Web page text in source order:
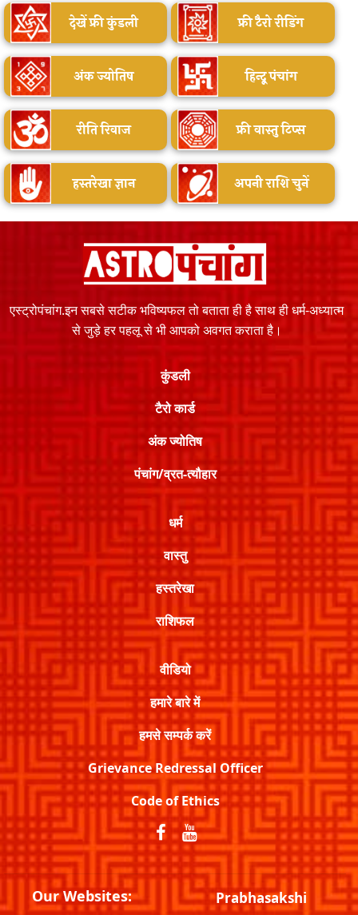
देखें फ्री कुंडली फ्री टैरो रीडिंग
अंक ज्योतिष हिन्दू पंचांग
रीति रिवाज फ्री वास्तु टिप्स
हस्तरेखा ज्ञान अपनी राशि चुनें
एस्ट्रोपंचांग.इन सबसे सटीक भविष्यफल तो बताता ही है साथ ही धर्म-अध्यात्म
से जुड़े हर पहलू से भी आपको अवगत कराता है।
कुंडली
टैरो कार्ड
अंक ज्योतिष
पंचांग/व्रत-त्यौहार
धर्म
वास्तु
हस्तरेखा
राशिफल
वीडियो
हमारे बारे में
हमसे सम्पर्क करें
Grievance Redressal Officer
Code of Ethics
Our Websites:
Prabhasakshi